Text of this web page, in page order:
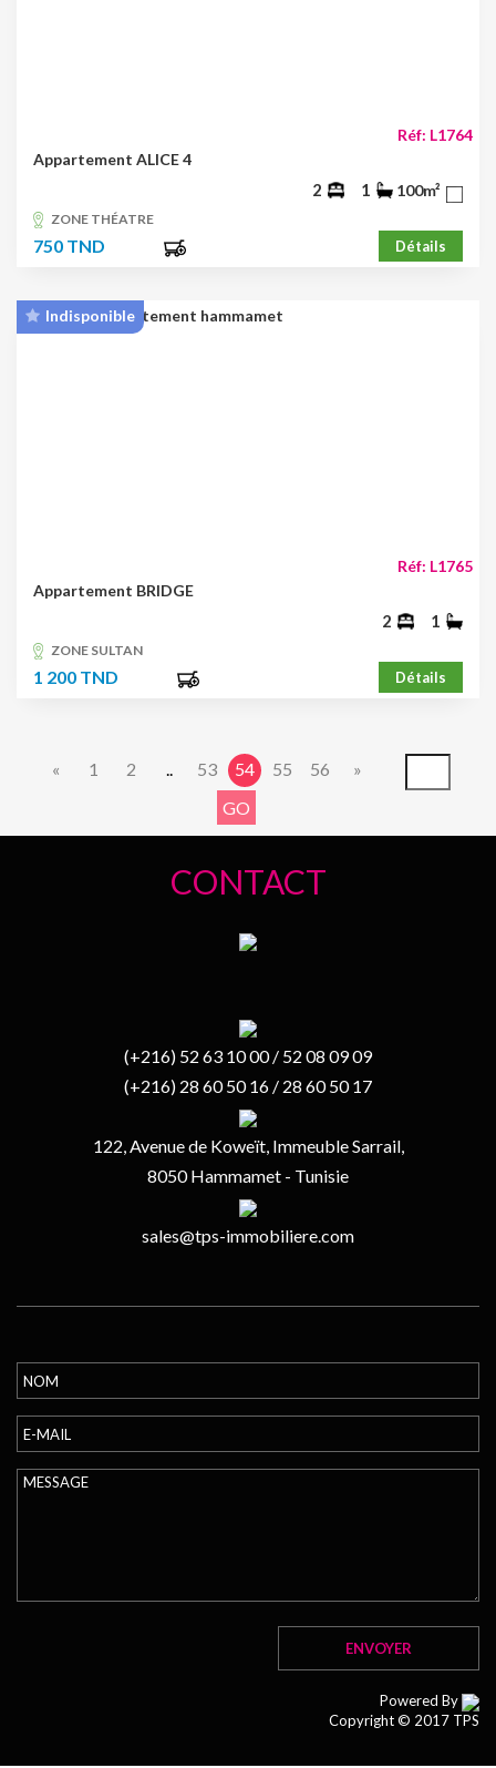
Réf: L1764
Appartement ALICE 4
2 1 100m²
ZONE THÉATRE
750 TND Détails
Indisponible
Réf: L1765
Appartement BRIDGE
2 1
ZONE SULTAN
1 200 TND Détails
« 1 2 .. 53 54 55 56 »
CONTACT
(+216) 52 63 10 00 / 52 08 09 09
(+216) 28 60 50 16 / 28 60 50 17
122, Avenue de Koweït, Immeuble Sarrail,
8050 Hammamet - Tunisie
sales@tps-immobiliere.com
Powered By
Copyright © 2017 TPS